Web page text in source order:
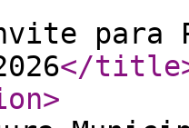
para
</title
>